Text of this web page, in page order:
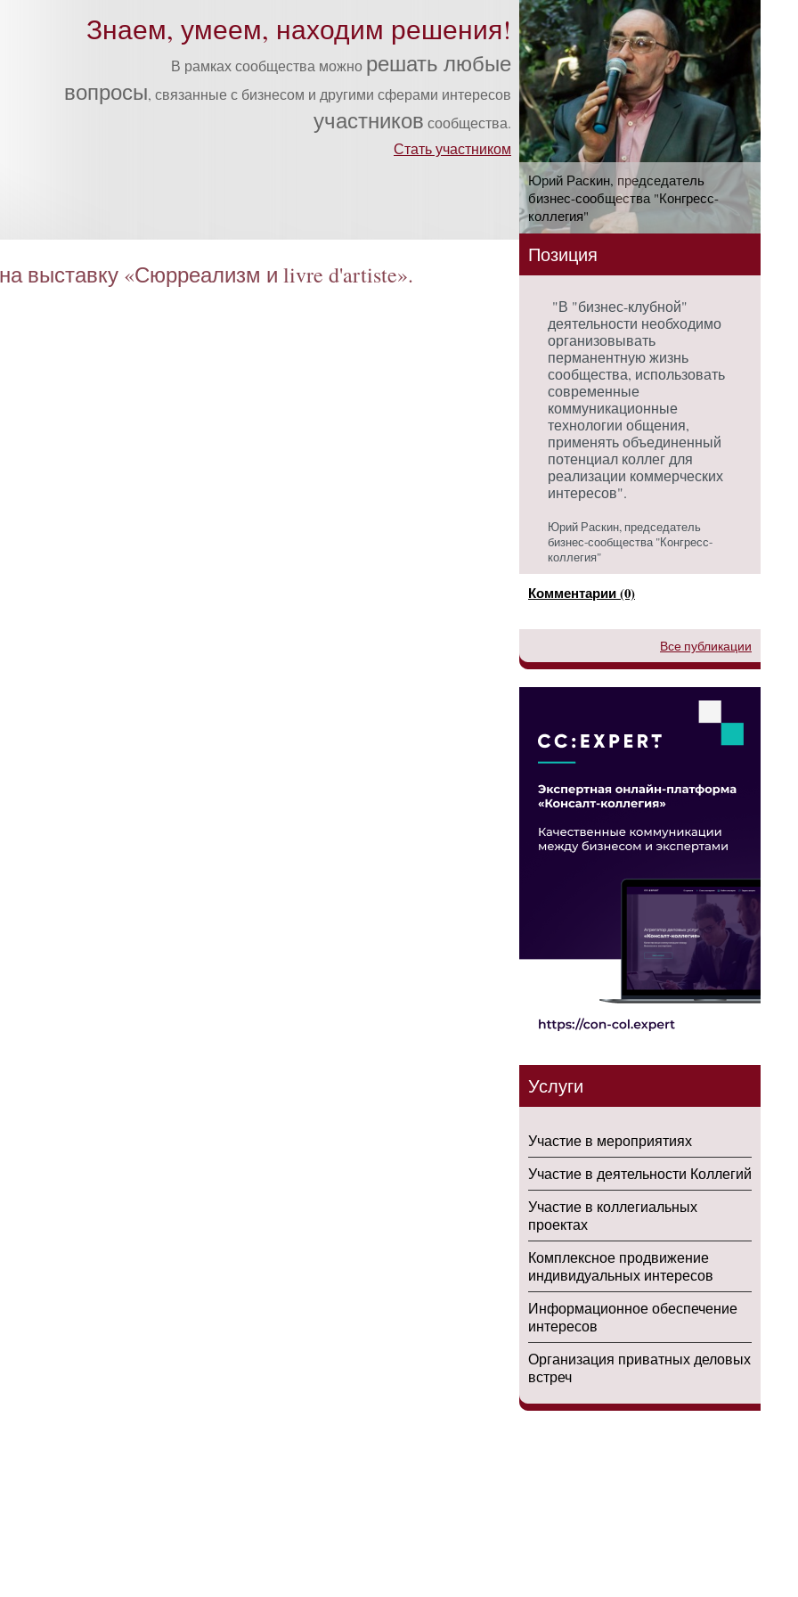
Знаем, умеем, находим решения!
В рамках сообщества можно решать любые
вопросы, связанные с бизнесом и другими сферами интересов
участников сообщества.
Стать участником
выставку «Сюрреализм и livre d'artiste».
Юрий Раскин, председатель
бизнес-сообщества "Конгресс-
коллегия"
Позиция
"В "бизнес-клубной"
деятельности необходимо
организовывать
перманентную жизнь
сообщества, использовать
современные
коммуникационные
технологии общения,
применять объединенный
потенциал коллег для
реализации коммерческих
интересов".
Юрий Раскин, председатель
бизнес-сообщества "Конгресс-
коллегия"
Комментарии (0)
Все публикации
Услуги
Участие в мероприятиях
Участие в деятельности Коллегий
Участие в коллегиальных
проектах
Комплексное продвижение
индивидуальных интересов
Информационное обеспечение
интересов
Организация приватных деловых
встреч